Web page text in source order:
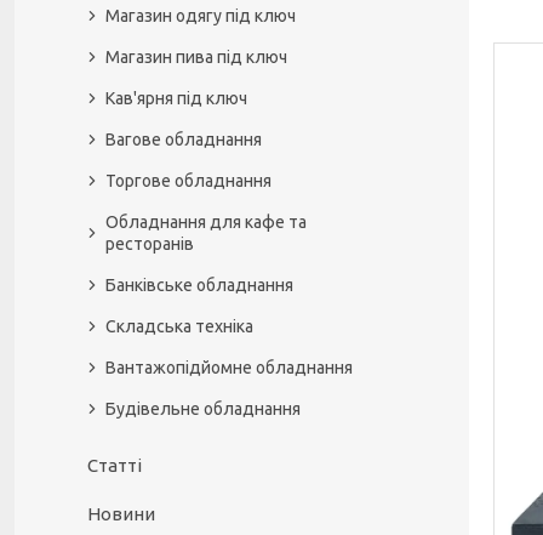
Магазин одягу під ключ
Магазин пива під ключ
Кав'ярня під ключ
Вагове обладнання
Торгове обладнання
Обладнання для кафе та
ресторанів
Банківське обладнання
Складська техніка
Вантажопідйомне обладнання
Будівельне обладнання
Статті
Новини